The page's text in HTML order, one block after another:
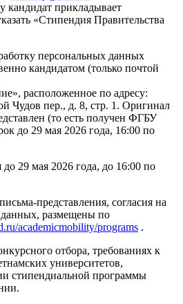
кандидат прикладывает
«Стипендия Правительства
персональных данных
кандидатом (только почтой
расположенное по адресу:
Чудов пер., д. 8, стр. 1. Оригинал
(то есть получен ФГБУ
до 29 мая 2026 года, 16:00 по
29 мая 2026 года, до 16:00 по
представления, согласия на
данных, размещены по
academicmobility/programs .
отбора, требованиях к
университетов,
стипендиальной программы